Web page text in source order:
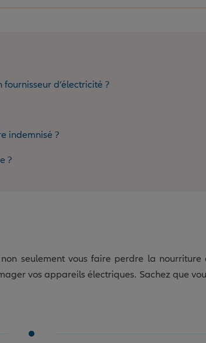
d’électricité ?
indemnisé ?
?
seulement vous faire perdre la nourriture
vos appareils électriques. Sachez que